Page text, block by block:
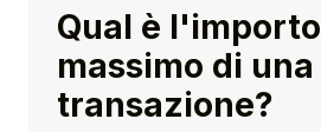
Qual è l'importo
massimo di una
transazione?